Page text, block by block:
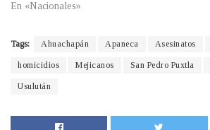
En «Nacionales»
Tags: Ahuachapán Apaneca Asesinatos
homicidios Mejicanos San Pedro Puxtla
Usulután